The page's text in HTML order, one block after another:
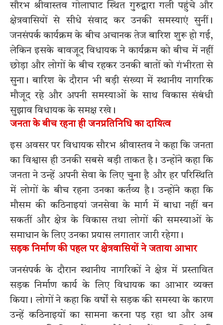
सौरभ श्रीवास्तव गोलाघाट स्थित गुरुद्वारा गली पहुंचे और
क्षेत्रवासियों से सीधे संवाद कर उनकी समस्याएं सुनीं।
जनसंपर्क कार्यक्रम के बीच अचानक तेज बारिश शुरू हो गई,
लेकिन इसके बावजूद विधायक ने कार्यक्रम को बीच में नहीं
छोड़ा और लोगों के बीच रहकर उनकी बातों को गंभीरता से
सुना। बारिश के दौरान भी बड़ी संख्या में स्थानीय नागरिक
मौजूद रहे और अपनी समस्याओं के साथ विकास संबंधी
सुझाव विधायक के समक्ष रखे।
जनता के बीच रहना ही जनप्रतिनिधि का दायित्व
इस अवसर पर विधायक सौरभ श्रीवास्तव ने कहा कि जनता
का विश्वास ही उनकी सबसे बड़ी ताकत है। उन्होंने कहा कि
जनता ने उन्हें अपनी सेवा के लिए चुना है और हर परिस्थिति
में लोगों के बीच रहना उनका कर्तव्य है। उन्होंने कहा कि
मौसम की कठिनाइयां जनसेवा के मार्ग में बाधा नहीं बन
सकतीं और क्षेत्र के विकास तथा लोगों की समस्याओं के
समाधान के लिए उनका प्रयास लगातार जारी रहेगा।
सड़क निर्माण की पहल पर क्षेत्रवासियों ने जताया आभार
जनसंपर्क के दौरान स्थानीय नागरिकों ने क्षेत्र में प्रस्तावित
सड़क निर्माण कार्य के लिए विधायक का आभार व्यक्त
किया। लोगों ने कहा कि वर्षों से सड़क की समस्या के कारण
उन्हें कठिनाइयों का सामना करना पड़ रहा था और अब